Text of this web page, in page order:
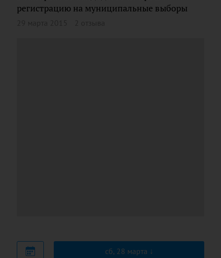
регистрацию на муниципальные выборы
сб, 28 марта